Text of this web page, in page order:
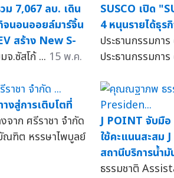
ม 7,067 ลบ. เดิน
นอนออยล์มาร์จิ้น
สร้าง New S-
.ซัสโก้ ... 15 พ.ค.
SUSCO เปิด
4 หนุนรายได้ธุ
ประธานกรรมกา
ประธานกรรมการ
งสู่การเติบโตที่
าก ศรีราชา จำกัด
ณฑิต หรรษาไพบูลย์
J POINT จับมือ
ใช้คะแนนสะสม
สถานีบริการน้ำ
ธรรมชาติ